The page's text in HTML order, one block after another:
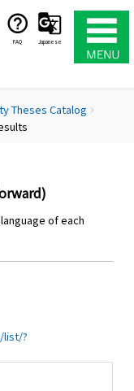
FAQ Japanese
Theses Catalog chevron_right
of each
list/?